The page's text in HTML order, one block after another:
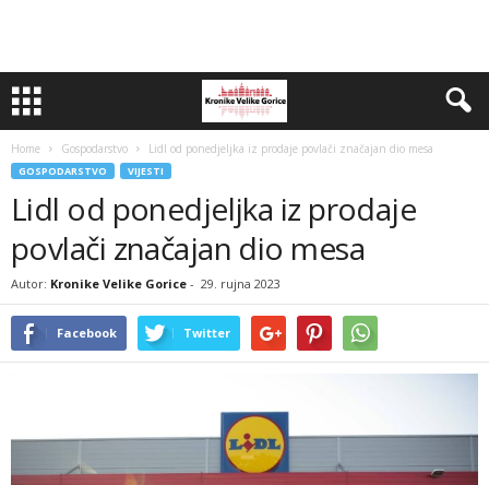
Home Gospodarstvo Lidl od ponedjeljka iz prodaje povlači značajan dio mesa
GOSPODARSTVO VIJESTI
Lidl od ponedjeljka iz prodaje
povlači značajan dio mesa
Autor: Kronike Velike Gorice - 29. rujna 2023
Facebook Twitter